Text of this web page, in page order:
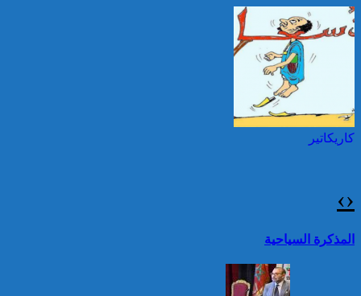
حرائق الغابات : الاتحاد
الأوروبي يعبئ إمكانياته
لدعم فرنسا والبرتغال
بالمناطق الحضرية خلال
مقدونيا الشمالية بمناسبة عيد
العرش المجيد
توقيف شخصين هددا شرطيا
بسكينين خلال محاولة سرقة ليلا
تقرير: 67,7% من الأشخاص في
وضعية إعاقة لم يبلغوا أي مستوى
كاريكاتير
‹
›
المذكرة السياحية